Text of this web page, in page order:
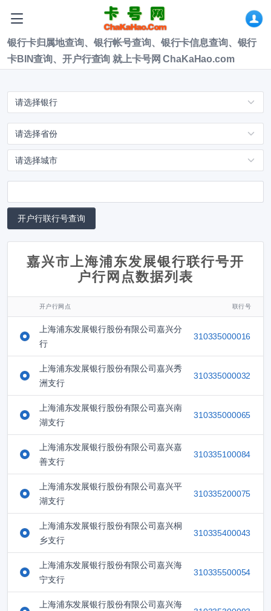
银行卡归属地查询、银行帐号查询、银行卡信息查询、银行
卡BIN查询、开户行查询 就上卡号网 ChaKaHao.com
嘉兴市上海浦东发展银行联行号开
户行网点数据列表
开户行网点 联行号
上海浦东发展银行股份有限公司嘉兴分
行
310335000016
上海浦东发展银行股份有限公司嘉兴秀
洲支行
310335000032
上海浦东发展银行股份有限公司嘉兴南
湖支行
310335000065
上海浦东发展银行股份有限公司嘉兴嘉
善支行
310335100084
上海浦东发展银行股份有限公司嘉兴平
湖支行
310335200075
上海浦东发展银行股份有限公司嘉兴桐
乡支行
310335400043
上海浦东发展银行股份有限公司嘉兴海
宁支行
310335500054
上海浦东发展银行股份有限公司嘉兴海